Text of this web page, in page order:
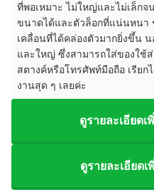
ที่พอเหมาะ ไม่ใหญ่และไม่เล็ก
ขนาดได้และตัวล็อกที่แน่นหนา
เคลื่อนที่ได้คล่องตัวมากยิ่งขึ้น
และใหญ่ ซึ่งสามารถใส่ของใช้
สตางค์หรือโทรศัพท์มือถือ เรีย
งานสุด ๆ เลยค่ะ
ดูรายละเอียด
ดูรายละเอียดเ